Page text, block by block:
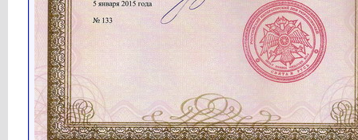
Кубарев Князь Игорь (872–948) (35:13)... 19.11.2020,15:30
Кубарев Имперский вестник № 26... 22.11.2020,15:36
Кубарев
Княгиня Ольга (900–969)... 26.11.2020,14:51
Кубарев
Имперский вестник № 27... 29.11.2020,15:43
Кубарев
Императоры Лакапины (920–945)... 02.12.2020,15:34
Кубарев
08:23
Кубарев Имперский вестник № 28...06.12.2020,
Кубарев Князья Святослав, Глеб и...08.12.2020,18:20
Кубарев Имперский вестник № 29...13.12.2020,15:29